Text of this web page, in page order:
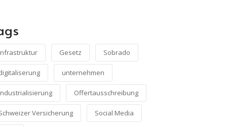
Gesetz Sobrado
unternehmen
Offertausschreibung
Versicherung Social Media